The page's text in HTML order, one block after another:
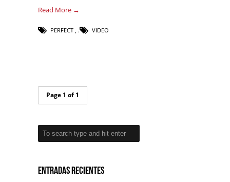
Read More →
PERFECT VIDEO
Page 1 of 1
Entradas recientes